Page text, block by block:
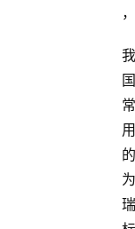
，
我
国
常
用
的
为
瑞